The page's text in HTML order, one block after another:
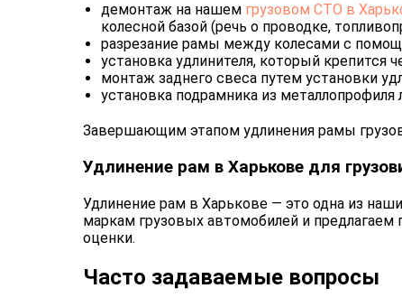
демонтаж на нашем грузовом СТО в
колесной базой (речь о проводке,
разрезание рамы между колесами с
установка удлинителя, который крепится
монтаж заднего свеса путем установки
установка подрамника из
Завершающим этапом удлинения рамы
Удлинение рам в Харькове для
Удлинение рам в Харькове — это одна из
маркам грузовых автомобилей и
оценки.
Часто задаваемые вопросы